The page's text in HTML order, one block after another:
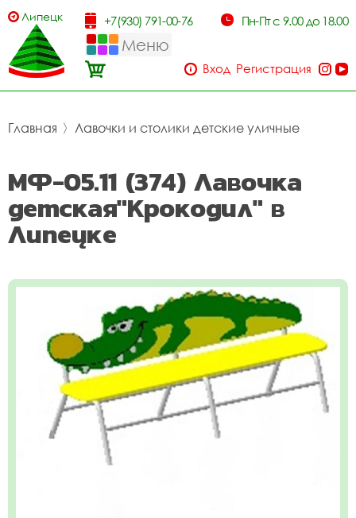
Липецк +7(930) 791-00-76 Пн-Пт с 9.00 до 18.00
Меню
Вход Регистрация
Главная 〉 Лавочки и столики детские уличные
МФ-05.11 (374) Лавочка
детская"Крокодил" в
Липецке